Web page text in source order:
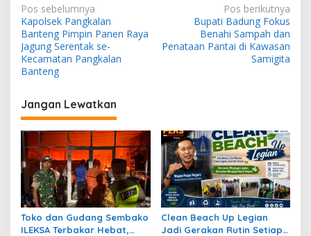
N
a
v
i
a
s
i
p
o
s
Pos sebelumnya
Kapolsek Pangkalan
Banteng Pimpin Panen Raya
Jagung Serentak se-
Kecamatan Pangkalan
Banteng
Pos berikutnya
Bupati Badung Fokus
Benahi Sampah dan
Penataan Pantai di Kawasan
Samigita
Jangan Lewatkan
Toko dan Gudang Sembako
ILEKSA Terbakar Hebat,
Clean Beach Up Legian
Jadi Gerakan Rutin Setiap